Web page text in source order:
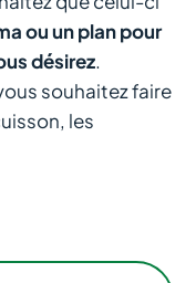
ou un plan pour
désirez.
souhaitez faire
les